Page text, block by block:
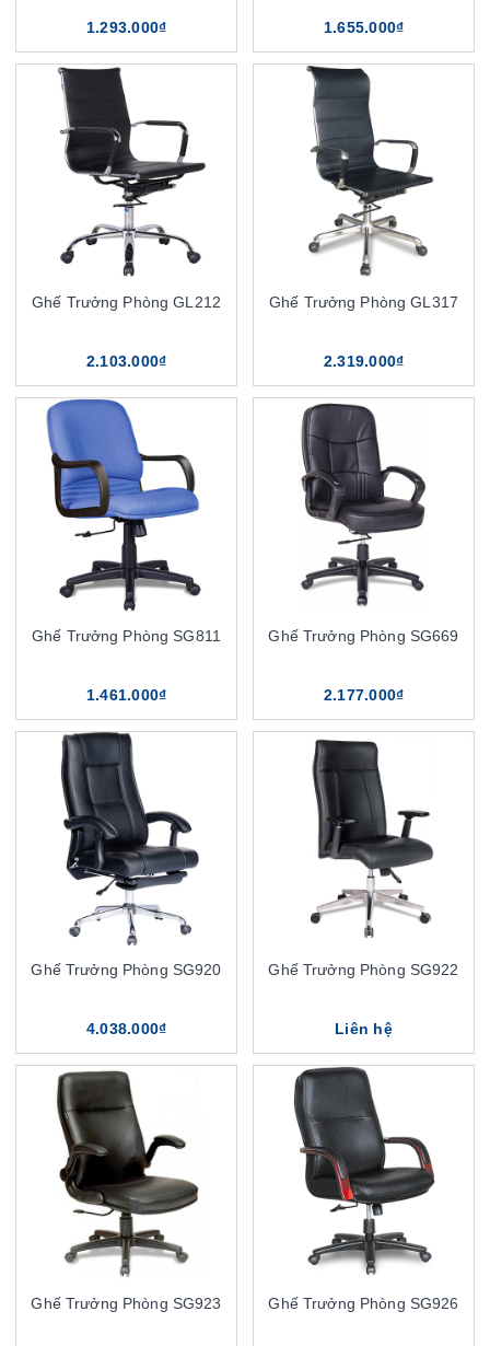
1.293.000₫ 1.655.000₫
Ghế Trưởng Phòng GL212
2.103.000₫
Ghế Trưởng Phòng GL317
2.319.000₫
Ghế Trưởng Phòng SG811
1.461.000₫
Ghế Trưởng Phòng SG669
2.177.000₫
Ghế Trưởng Phòng SG920
4.038.000₫
Ghế Trưởng Phòng SG922
Liên hệ
Ghế Trưởng Phòng SG923 Ghế Trưởng Phòng SG926